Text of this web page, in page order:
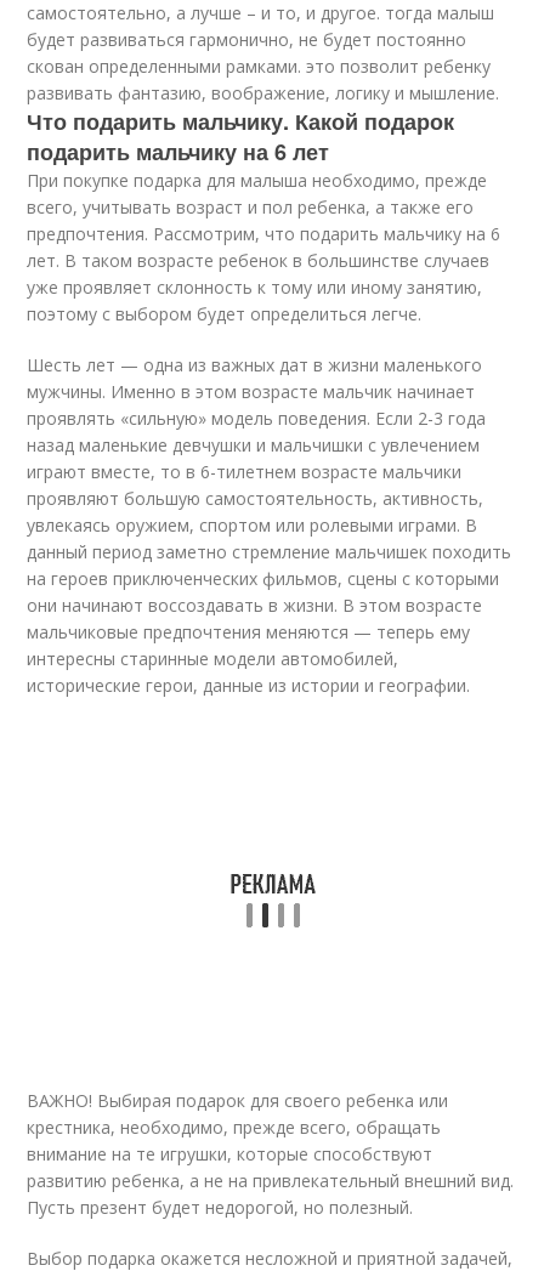
самостоятельно, а лучше – и то, и другое. тогда малыш
будет развиваться гармонично, не будет постоянно
скован определенными рамками. это позволит ребенку
развивать фантазию, воображение, логику и мышление.
Что подарить мальчику. Какой подарок
подарить мальчику на 6 лет
При покупке подарка для малыша необходимо, прежде
всего, учитывать возраст и пол ребенка, а также его
предпочтения. Рассмотрим, что подарить мальчику на 6
лет. В таком возрасте ребенок в большинстве случаев
уже проявляет склонность к тому или иному занятию,
поэтому с выбором будет определиться легче.
Шесть лет — одна из важных дат в жизни маленького
мужчины. Именно в этом возрасте мальчик начинает
проявлять «сильную» модель поведения. Если 2-3 года
назад маленькие девчушки и мальчишки с увлечением
играют вместе, то в 6-тилетнем возрасте мальчики
проявляют большую самостоятельность, активность,
увлекаясь оружием, спортом или ролевыми играми. В
данный период заметно стремление мальчишек походить
на героев приключенческих фильмов, сцены с которыми
они начинают воссоздавать в жизни. В этом возрасте
мальчиковые предпочтения меняются — теперь ему
интересны старинные модели автомобилей,
исторические герои, данные из истории и географии.
ВАЖНО! Выбирая подарок для своего ребенка или
крестника, необходимо, прежде всего, обращать
внимание на те игрушки, которые способствуют
развитию ребенка, а не на привлекательный внешний вид.
Пусть презент будет недорогой, но полезный.
Выбор подарка окажется несложной и приятной задачей,